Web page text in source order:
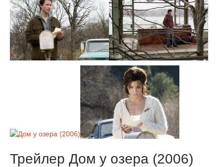
Трейлер Дом у озера (2006)